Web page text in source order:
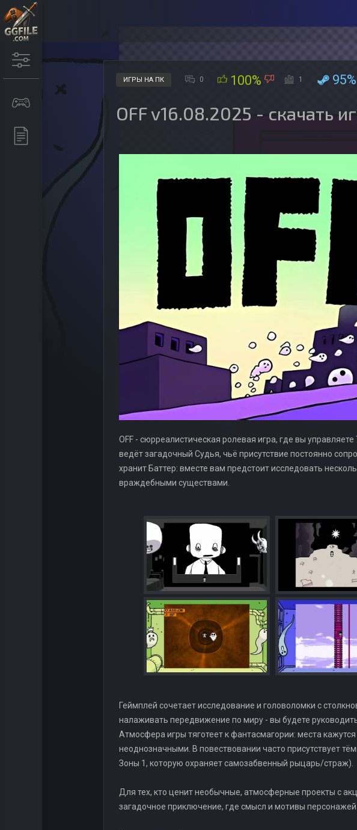
ИГРЫ НА ПК 0 100% 1 95%
OFF v16.08.2025 - скачать
OFF - сюрреалистическая ролевая игра, где вы
ведёт загадочный Судья, чьё присутствие постоянно
хранит Баттер: вместе вам предстоит исследовать
враждебными существами.
Геймплей сочетает исследование и головоломки с
налаживать передвижение по миру - вы будете
Атмосфера игры тяготеет к фантасмагории: места
неоднозначными. В повествовании часто присутствует
Зоны 1, которую охраняет самозабвенный рыцарь/страж).
Для тех, кто ценит необычные, атмосферные проекты с
загадочное приключение, где смысл и мотивы